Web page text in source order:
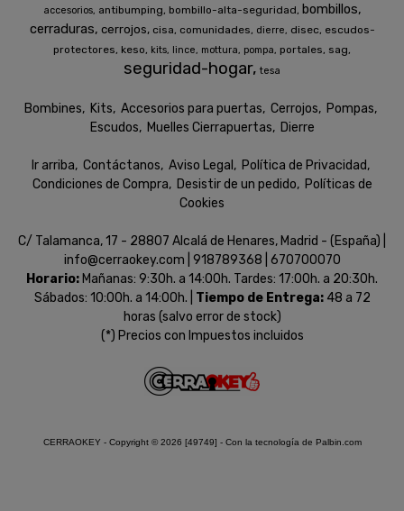
accesorios antibumping bombillo-alta-seguridad bombillos
cerraduras cerrojos cisa comunidades dierre disec escudos-
protectores keso kits lince mottura pompa portales sag
seguridad-hogar tesa
Bombines Kits Accesorios para puertas Cerrojos
Pompas
Escudos
Muelles Cierrapuertas Dierre
Ir arriba Contáctanos Aviso Legal
Política de Privacidad
Condiciones de Compra
Desistir de un pedido
Políticas de
Cookies
C/ Talamanca, 17 - 28807 Alcalá de Henares, Madrid - (España) |
info@cerraokey.com | 918789368 670700070
Horario: Mañanas: 9:30h. a 14:00h. Tardes: 17:00h. a 20:30h.
Sábados: 10:00h. a 14:00h. | Tiempo de Entrega: 48 a 72
horas (salvo error de stock)
(*) Precios con Impuestos incluidos
CERRAOKEY - Copyright © 2026 [49749] - Con la tecnología de Palbin.com